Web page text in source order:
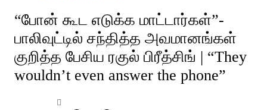
“போன் கூட எடுக்க மாட்டார்கள்”-
பாலிவுட்டில் சந்தித்த அவமானங்கள்
குறித்த பேசிய ரகுல் பிரீத்சிங் | “They
wouldn’t even answer the phone”